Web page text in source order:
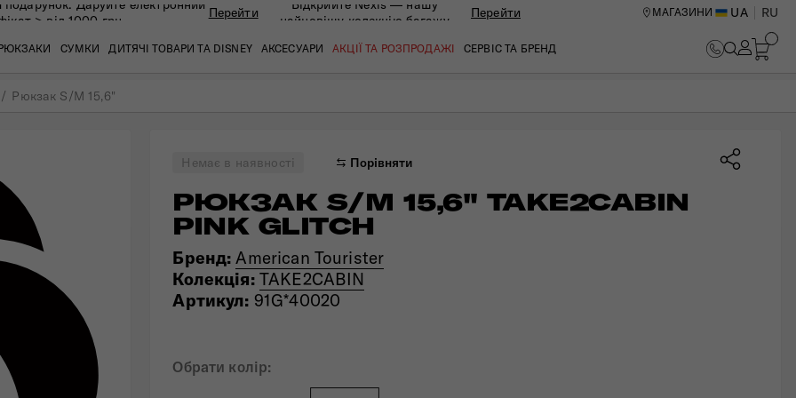
подарунок. Даруйте eлектронний
> від 1000 грн
Перейти
Відкрийте Nexis — нашу
найновішу колекцію багажу
Перейти МАГАЗИНИ UA RU
СУМКИ ДИТЯЧІ ТОВАРИ ТА DISNEY АКСЕСУАРИ АКЦІЇ ТА РОЗПРОДАЖІ СЕРВІС ТА БРЕНД
Рюкзак S/M 15,6"
Немає в наявності Порівняти
РЮКЗАК S/M 15,6" TAKE2CABIN
PINK GLITCH
Бренд:American Tourister
Колекція: TAKE2CABIN
Артикул: 91G*40020
Обрати колір: